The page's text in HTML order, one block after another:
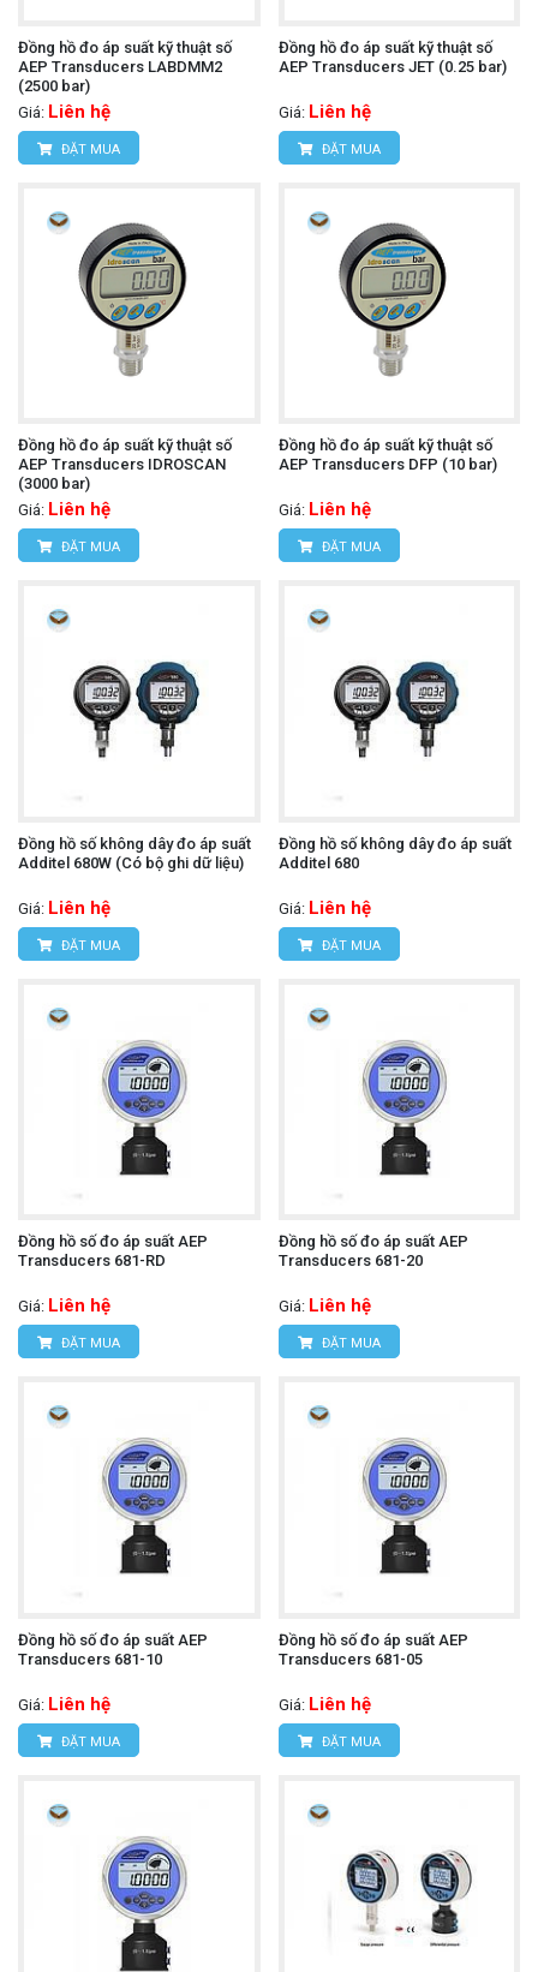
Đồng hồ đo áp suất kỹ thuật số
AEP Transducers LABDMM2
(2500 bar)
Giá: Liên hệ
ĐẶT MUA
Đồng hồ đo áp suất kỹ thuật số
AEP Transducers JET (0.25 bar)
Giá: Liên hệ
ĐẶT MUA
Đồng hồ đo áp suất kỹ thuật số
AEP Transducers IDROSCAN
(3000 bar)
Giá: Liên hệ
ĐẶT MUA
Đồng hồ đo áp suất kỹ thuật số
AEP Transducers DFP (10 bar)
Giá: Liên hệ
ĐẶT MUA
Đồng hồ số không dây đo áp suất
Additel 680W (Có bộ ghi dữ liệu)
Giá: Liên hệ
ĐẶT MUA
Đồng hồ số không dây đo áp suất
Additel 680
Giá: Liên hệ
ĐẶT MUA
Đồng hồ số đo áp suất AEP
Transducers 681-RD
Giá: Liên hệ
ĐẶT MUA
Đồng hồ số đo áp suất AEP
Transducers 681-20
Giá: Liên hệ
ĐẶT MUA
Đồng hồ số đo áp suất AEP
Transducers 681-10
Giá: Liên hệ
ĐẶT MUA
Đồng hồ số đo áp suất AEP
Transducers 681-05
Giá: Liên hệ
ĐẶT MUA